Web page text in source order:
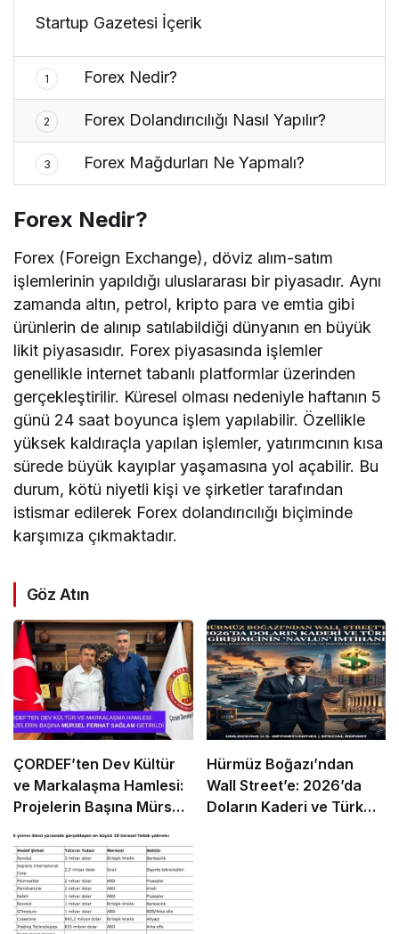
Startup Gazetesi İçerik
1 Forex Nedir?
2 Forex Dolandırıcılığı Nasıl Yapılır?
3 Forex Mağdurları Ne Yapmalı?
Forex Nedir?
Forex (Foreign Exchange), döviz alım-satım
işlemlerinin yapıldığı uluslararası bir piyasadır. Aynı
zamanda altın, petrol, kripto para ve emtia gibi
ürünlerin de alınıp satılabildiği dünyanın en büyük
likit piyasasıdır. Forex piyasasında işlemler
genellikle internet tabanlı platformlar üzerinden
gerçekleştirilir. Küresel olması nedeniyle haftanın 5
günü 24 saat boyunca işlem yapılabilir. Özellikle
yüksek kaldıraçla yapılan işlemler, yatırımcının kısa
sürede büyük kayıplar yaşamasına yol açabilir. Bu
durum, kötü niyetli kişi ve şirketler tarafından
istismar edilerek Forex dolandırıcılığı biçiminde
karşımıza çıkmaktadır.
Göz Atın
ÇORDEF’ten Dev Kültür
ve Markalaşma Hamlesi:
Projelerin Başına Mürsel
Hürmüz Boğazı’ndan
Wall Street’e: 2026’da
Doların Kaderi ve Türk